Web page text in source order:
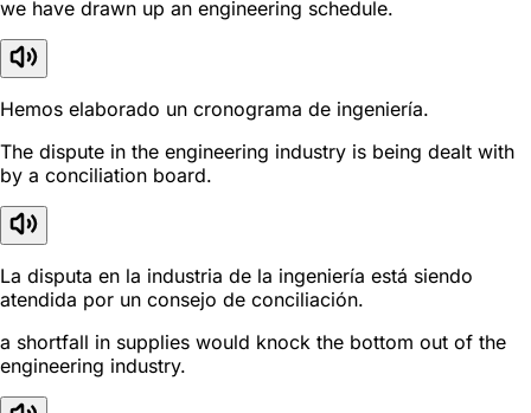
we have drawn up an engineering schedule.
Hemos elaborado un cronograma de ingeniería.
The dispute in the engineering industry is being dealt with
by a conciliation board.
La disputa en la industria de la ingeniería está siendo
atendida por un consejo de conciliación.
a shortfall in supplies would knock the bottom out of the
engineering industry.